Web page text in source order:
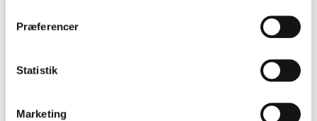
Præferencer
Statistik
Marketing
Medarbejdernes arbejdsglæde er fundamentet
LÆS MERE 24 JUNI